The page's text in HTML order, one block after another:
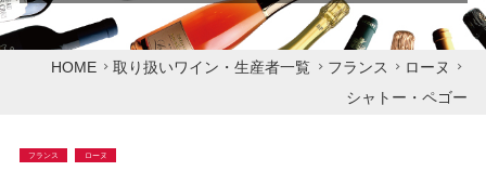
HOME 取り扱いワイン・生産者一覧 フランス
ローヌ
シャトー・ペゴー
フランス ローヌ